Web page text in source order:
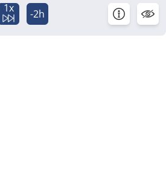
1x -2h